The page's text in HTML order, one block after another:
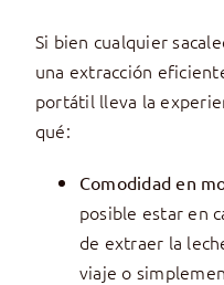
Si bien cualquier
una extracción
portátil lleva la
qué:
Comodidad en
posible estar en
de extraer la
viaje o